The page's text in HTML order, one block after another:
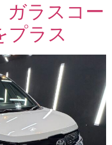
ラスコー
プラス